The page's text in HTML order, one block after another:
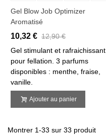
Gel Blow Job Optimizer
Aromatisé
10,32 € 12,90 €
Gel stimulant et rafraichissant
pour fellation. 3 parfums
disponibles : menthe, fraise,
vanille.
Ajouter au panier
Montrer 1-33 sur 33 produit